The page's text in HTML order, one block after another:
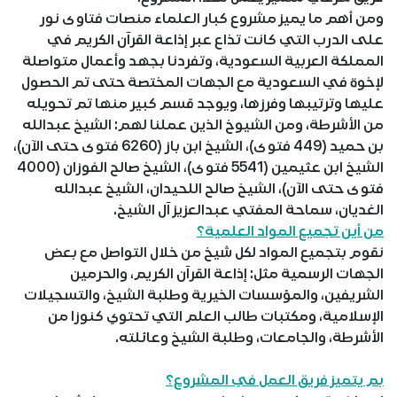
ومن أهم ما يميز مشروع كبار العلماء منصات فتاوى نور
على الدرب التي كانت تذاع عبر إذاعة القرآن الكريم في
المملكة العربية السعودية، وتفردنا بجهد وأعمال متواصلة
لإخوة في السعودية مع الجهات المختصة حتى تم الحصول
عليها وترتيبها وفرزها، ويوجد قسم كبير منها تم تحويله
من الأشرطة، ومن الشيوخ الذين عملنا لهم: الشيخ عبدالله
بن حميد (449 فتوى)، الشيخ ابن باز (6260 فتوى حتى الآن)،
الشيخ ابن عثيمين (5541 فتوى)، الشيخ صالح الفوزان (4000
فتوى حتى الآن)، الشيخ صالح اللحيدان، الشيخ عبدالله
الغديان، سماحة المفتي عبدالعزيز آل الشيخ.
من أين تجميع المواد العلمية؟
نقوم بتجميع المواد لكل شيخ من خلال التواصل مع بعض
الجهات الرسمية مثل: إذاعة القرآن الكريم، والحرمين
الشريفين، والمؤسسات الخيرية وطلبة الشيخ، والتسجيلات
الإسلامية، ومكتبات طالب العلم التي تحتوي كنوزا من
الأشرطة، والجامعات، وطلبة الشيخ وعائلته.
بم يتميز فريق العمل في المشروع؟